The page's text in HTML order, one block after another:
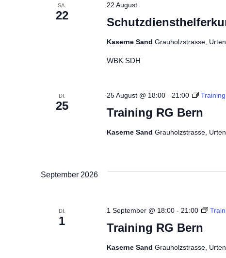
SA.
22
22 August
Kaserne Sand Grauholzstrasse,
WBK SDH
DI.
25
Training RG Bern
25 August @ 18:00- 21:00
Kaserne Sand Grauholzstrasse,
September 2026
DI.
1
Training RG Bern
1 September @ 18:00- 21:00
Kaserne Sand Grauholzstrasse,